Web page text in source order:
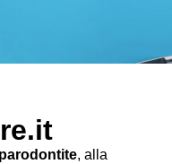
parodontite, alla